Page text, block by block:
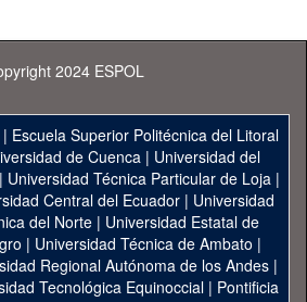
2024 ESPOL
Escuela Superior Politécnica del Litoral
de Cuenca| Universidad del
Universidad Técnica Particular de Loja|
Central del Ecuador| Universidad
del Norte | Universidad Estatal de
| Universidad Técnica de Ambato |
Regional Autónoma de los Andes|
Tecnológica Equinoccial| Pontificia